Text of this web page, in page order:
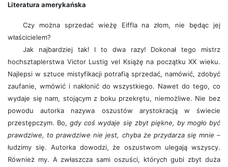
Literatura amerykańska
Czy można sprzedać wieżę Eiffla na złom, nie będąc jej
właścicielem?
Jak najbardziej tak! I to dwa razy! Dokonał tego mistrz
hochsztaplerstwa Victor Lustig vel Książę na początku XX wieku.
Najlepsi w sztuce mistyfikacji potrafią sprzedać, namówić, zdobyć
zaufanie, wmówić i nakłonić do wszystkiego. Nawet do tego, co
wydaje się nam, stojącym z boku przekrętu, niemożliwe. Nie bez
powodu autorka nazywa oszustów arystokracją w świecie
przestępczym. Bo,gdy coś wydaje się zbyt piękne, by mogło być
prawdziwe, to prawdziwe nie jest, chyba że przydarza się mnie –
łudzimy się. Autorka dowodzi, że oszustwom ulegają wszyscy.
Również my. A zwłaszcza sami oszuści, których gubi zbyt duża